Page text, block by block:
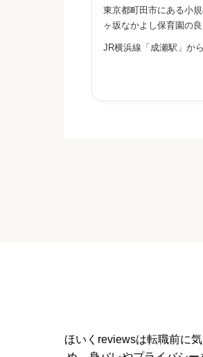
※本名や誤解され
星の数をお
東京都町田市にある小
ヶ坂なかよし保育園の
ミを合わせて評判をご
JR横浜線「成瀬駅」か
ほいくreviewsは転職前に